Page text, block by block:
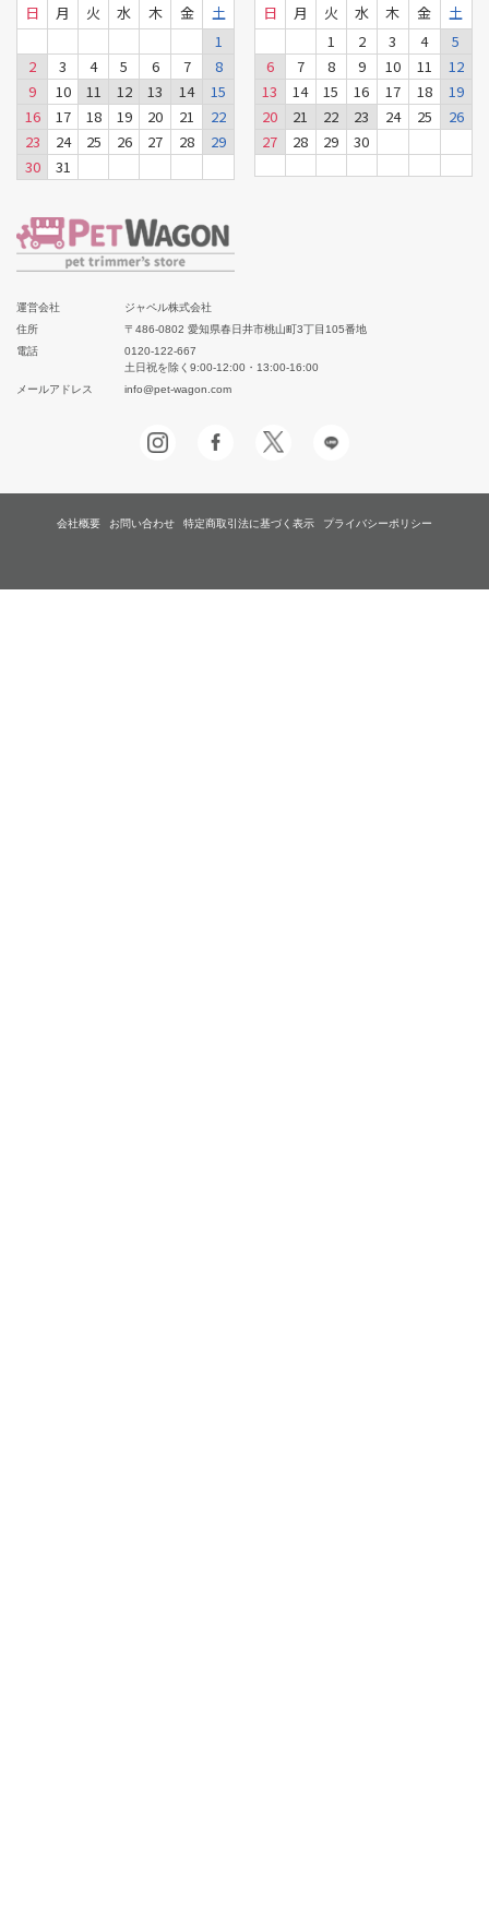
日 月 火 水 木 金
土
1
2
3 4 5 6 7
8
9
10 11 12 13 14
15
16
17 18 19 20 21
22
23
24 25 26 27 28
29
30
31
日 月 火 水 木 金
土
1
2 3 4
5
6
7 8 9 10 11
12
13
14 15 16 17 18
19
20
21 22 23 24 25
26
27
28 29 30
運営会社
ジャペル株式会社
住所
〒486-0802 愛知県春日井市桃山町3丁目105番地
電話
0120-122-667
土日祝を除く9:00-12:00・13:00-16:00
メールアドレス
info@pet-wagon.com
会社概要 お問い合わせ 特定商取引法に基づく表示 プライバシーポリシー